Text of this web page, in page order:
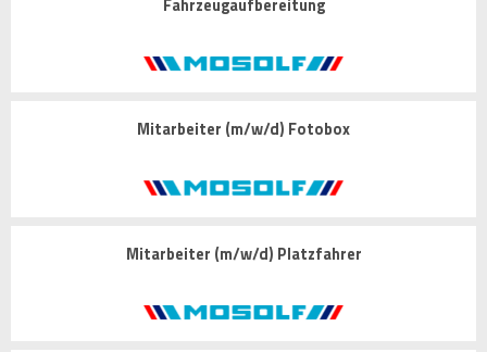
Fahrzeugaufbereitung
Mitarbeiter (m/w/d) Fotobox
Mitarbeiter (m/w/d) Platzfahrer